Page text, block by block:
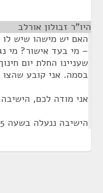
היו"ר זבולון אורלב
האם יש מישהו שיש לו
– מי בעד אישור? מי
שעניינו החלת יום
בסמה. אני קובע
אני מודה לכם,
הישיבה ננעלה בשעה 09:45